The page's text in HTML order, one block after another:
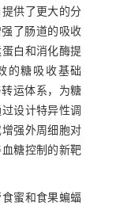
供了更大的分
了肠道的吸收
白和消化酶提
的糖吸收基础
运体系，为糖
设计特异性调
强外周细胞对
糖控制的新靶
蜜和食果蝙蝠